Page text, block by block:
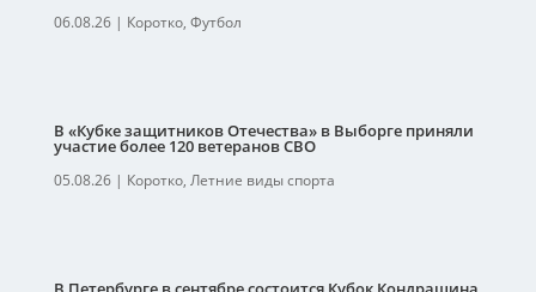
06.08.26| Коротко, Футбол
В «Кубке защитников Отечества» в Выборге приняли
участие более 120 ветеранов СВО
05.08.26| Коротко, Летние виды спорта